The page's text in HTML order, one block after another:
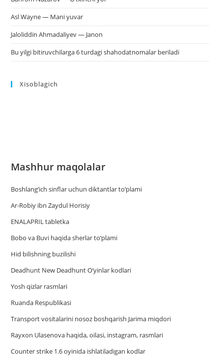
Asl Wayne — Mani yuvar
Jaloliddin Ahmadaliyev — Janon
Bu yilgi bitiruvchilarga 6 turdagi shahodatnomalar beriladi
Xisoblagich
Mashhur maqolalar
Boshlang’ich sinflar uchun diktantlar to’plami
Ar-Robiy ibn Zaydul Horisiy
ENALAPRIL tabletka
Bobo va Buvi haqida sherlar to‘plami
Hid bilishning buzilishi
Deadhunt New Deadhunt O’yinlar kodlari
Yosh qizlar rasmlari
Ruanda Respublikasi
Trаnsport vositаlаrini nosoz boshqаrish Jаrimа miqdori
Rayxon Ulasenova haqida, oilasi, instagram, rasmlari
Counter strike 1.6 oyinida ishlatiladigan kodlar